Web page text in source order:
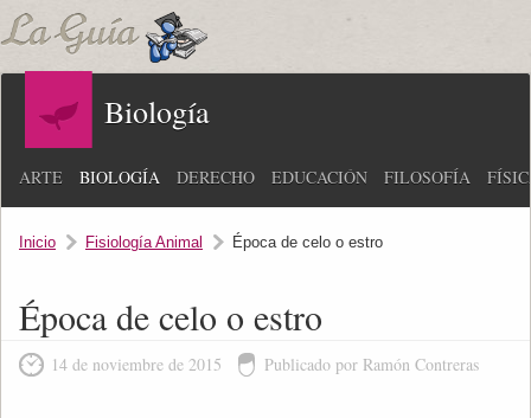
Biología
ARTE BIOLOGÍA DERECHO EDUCACIÓN FILOSOFÍA
Inicio Fisiología Animal Época de celo o estro
Época de celo o estro
14 de noviembre de 2015 Publicado por Ramón Contreras